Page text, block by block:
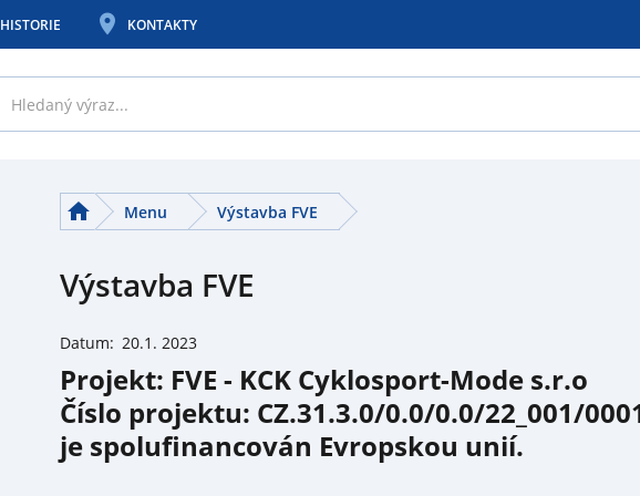
HISTORIE KONTAKTY
Menu Výstavba FVE
Výstavba FVE
Datum: 20.1. 2023
Projekt: FVE - KCK Cyklosport-Mode s.r.o
Číslo projektu: CZ.31.3.0/0.0/0.0/22_001/
je spolufinancován Evropskou unií.